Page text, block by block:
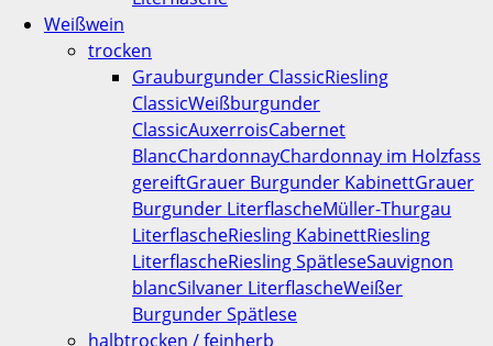
Weißwein
trocken
Grauburgunder ClassicRiesling
ClassicWeißburgunder
ClassicAuxerroisCabernet
BlancChardonnayChardonnay im Holzfass
gereiftGrauer Burgunder KabinettGrauer
Burgunder LiterflascheMüller-Thurgau
LiterflascheRiesling KabinettRiesling
LiterflascheRiesling SpätleseSauvignon
blancSilvaner LiterflascheWeißer
Burgunder Spätlese
halbtrocken / feinherb